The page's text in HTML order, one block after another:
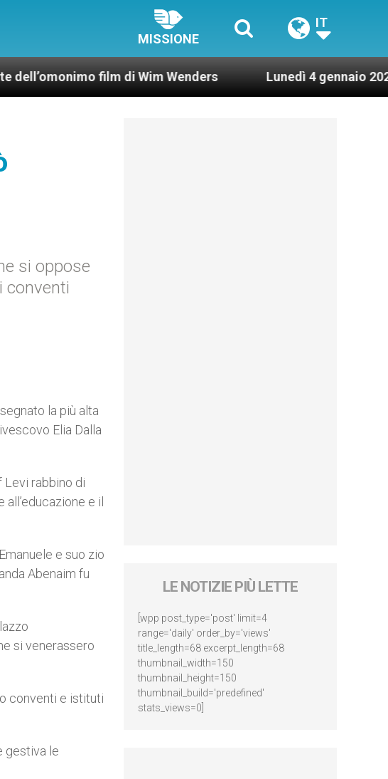
MISSIONE
IT
film di Wim Wenders Lunedì 4 gennaio 2021: Possesso
si oppose
conventi
la più alta
Elia Dalla
Levi rabbino di
e il
e suo zio
Abenaim fu
si venerassero
conventi e istituti
gestiva le
LE NOTIZIE PIÙ LETTE
[wpp post_type='post' limit=4
range='daily' order_by='views'
title_length=68 excerpt_length=68
thumbnail_width=150
thumbnail_height=150
thumbnail_build='predefined'
stats_views=0]